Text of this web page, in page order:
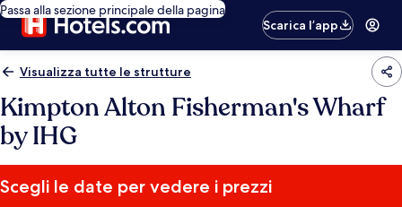
Passa alla sezione principale della pagina
Scarica l’app
Visualizza tutte le strutture
Kimpton Alton Fisherman's Wharf
by IHG
Scegli le date per vedere i prezzi